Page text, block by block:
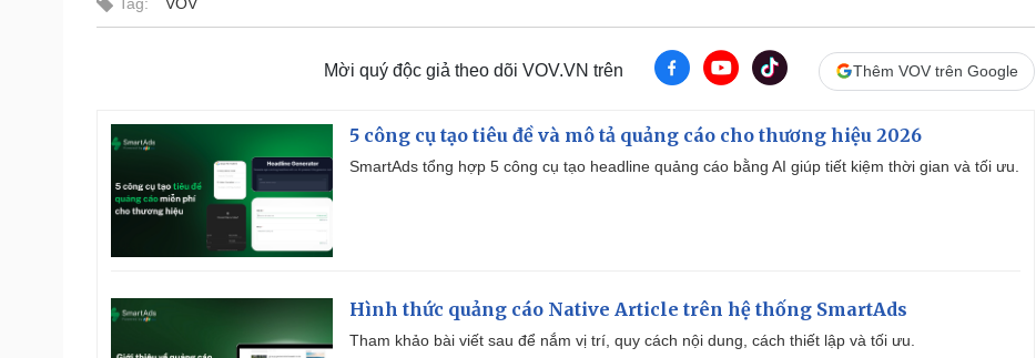
Mời quý độc giả theo dõi VOV.VN trên Thêm VOV trên Google
5 công cụ tạo tiêu đề và mô tả quảng cáo cho thương hiệu 2026
SmartAds tổng hợp 5 công cụ tạo headline quảng cáo bằng AI giúp tiết kiệm thời gian và tối ưu.
Hình thức quảng cáo Native Article trên hệ thống SmartAds
Tham khảo bài viết sau để nắm vị trí, quy cách nội dung, cách thiết lập và tối ưu.